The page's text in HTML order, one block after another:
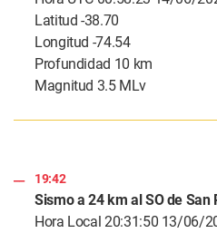
Latitud -38.70
Longitud -74.54
Profundidad 10 km
Magnitud 3.5 MLv
19:42
Sismo a 24 km al SO de
Hora Local 20:31:50 13/06/